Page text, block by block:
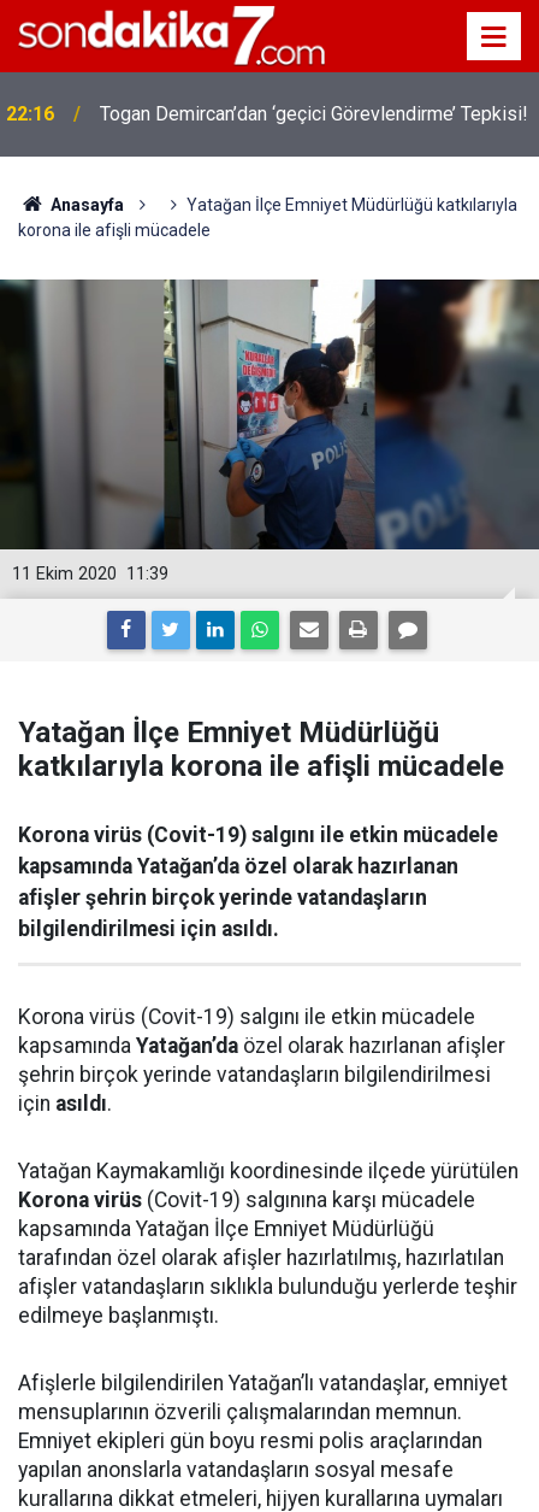
22:16 Togan Demircan’dan ‘geçici Görevlendirme’ Tepkisi!
Anasayfa
Yatağan İlçe Emniyet Müdürlüğü katkılarıyla
korona ile afişli mücadele
11:39
11 Ekim 2020
Yatağan İlçe Emniyet Müdürlüğü
katkılarıyla korona ile afişli mücadele
Korona virüs (Covit-19) salgını ile etkin mücadele
kapsamında Yatağan’da özel olarak hazırlanan
afişler şehrin birçok yerinde vatandaşların
bilgilendirilmesi için asıldı.
Korona virüs (Covit-19) salgını ile etkin mücadele
kapsamında Yatağan’da özel olarak hazırlanan afişler
şehrin birçok yerinde vatandaşların bilgilendirilmesi
için asıldı.
Yatağan Kaymakamlığı koordinesinde ilçede yürütülen
Korona virüs (Covit-19) salgınına karşı mücadele
kapsamında Yatağan İlçe Emniyet Müdürlüğü
tarafından özel olarak afişler hazırlatılmış, hazırlatılan
afişler vatandaşların sıklıkla bulunduğu yerlerde teşhir
edilmeye başlanmıştı.
Afişlerle bilgilendirilen Yatağan’lı vatandaşlar, emniyet
mensuplarının özverili çalışmalarından memnun.
Emniyet ekipleri gün boyu resmi polis araçlarından
yapılan anonslarla vatandaşların sosyal mesafe
kurallarına dikkat etmeleri, hijyen kurallarına uymaları